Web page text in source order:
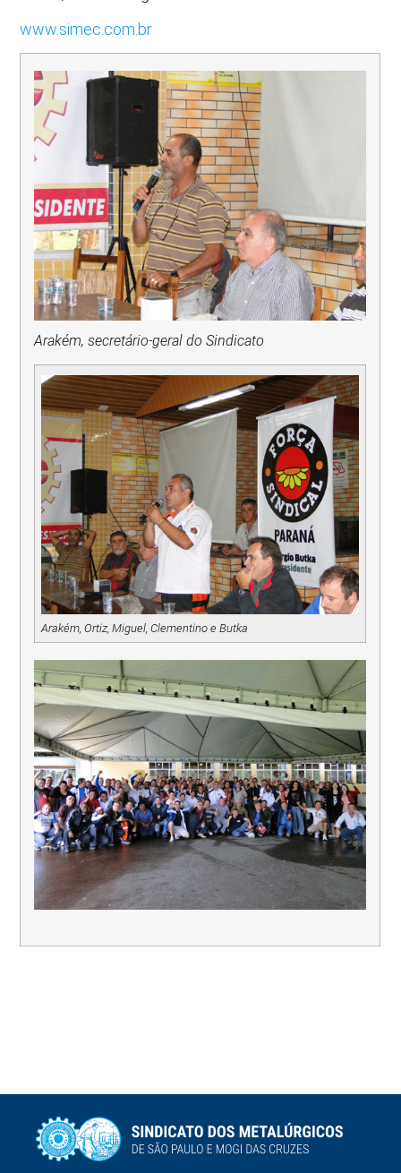
www.simec.com.br
Arakém, secretário-geral do Sindicato
Arakém, Ortiz, Miguel, Clementino e Butka